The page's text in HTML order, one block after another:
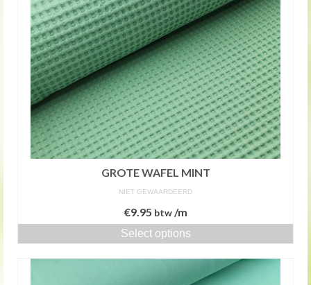
GROTE WAFEL MINT
NIET GEWAARDEERD
€9.95 btw/m
Select options